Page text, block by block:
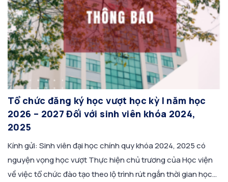
Tổ chức đăng ký học vượt học kỳ I năm học
2026 – 2027 Đối với sinh viên khóa 2024,
2025
Kính gửi: Sinh viên đại học chính quy khóa 2024, 2025 có
nguyện vọng học vượt Thực hiện chủ trương của Học viện
về việc tổ chức đào tạo theo lộ trình rút ngắn thời gian học